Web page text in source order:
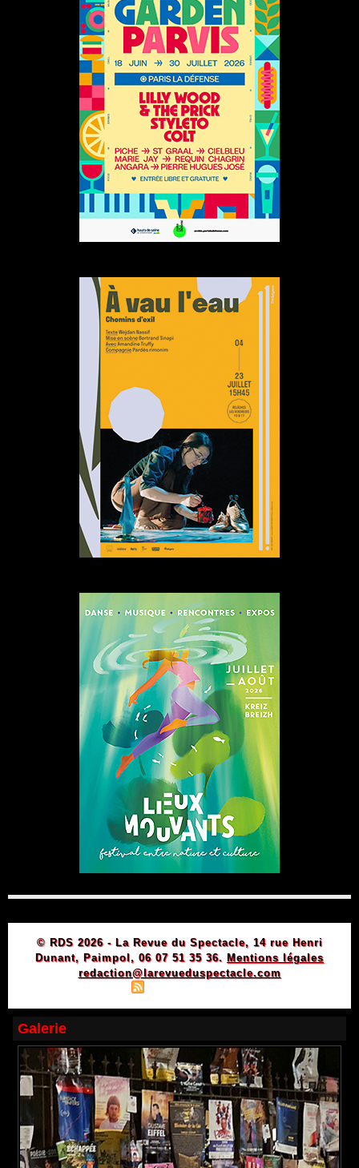
© RDS 2026 - La Revue du Spectacle, 14 rue Henri
Dunant, Paimpol, 06 07 51 35 36. Mentions légales
redaction@larevueduspectacle.com
Galerie